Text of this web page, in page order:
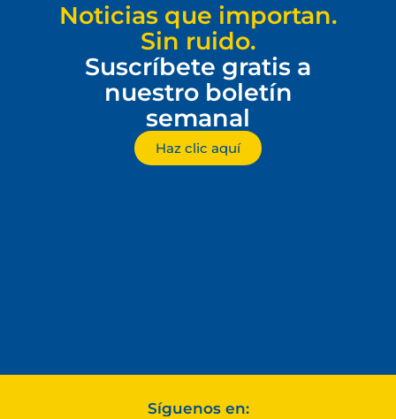
Noticias que importan.
Sin ruido.
Suscríbete gratis a
nuestro boletín
semanal
Haz clic aquí
Síguenos en: